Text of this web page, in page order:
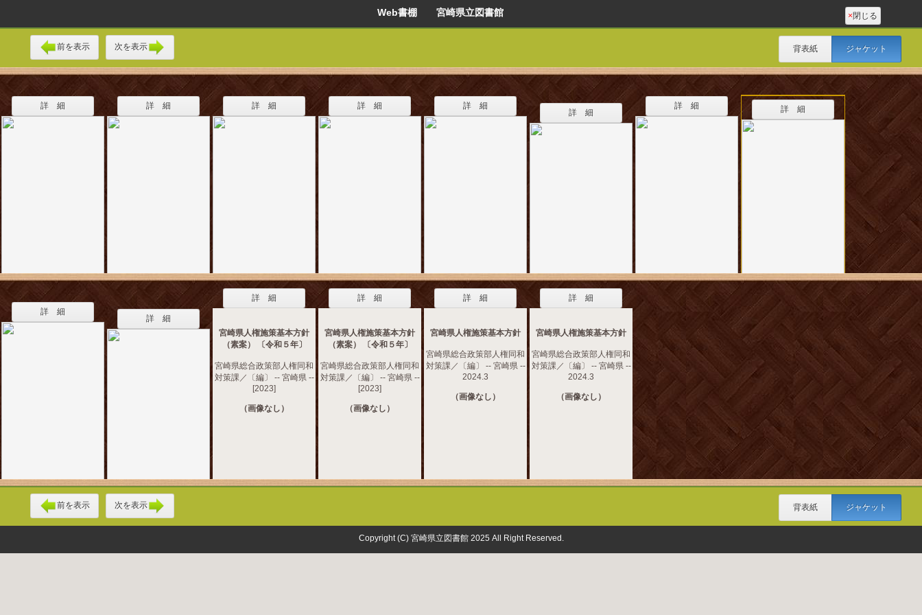
Web書棚 宮崎県立図書館 ×閉じる
前を表示 次を表示 背表紙 ジャケット
詳 細 詳 細 詳 細 詳 細 詳 細
詳 細
詳 細 詳 細
詳 細
詳 細
詳 細
宮崎県人権施策基本方針
（素案） 〔令和５年〕
宮崎県総合政策部人権同和
対策課／〔編〕 -- 宮崎県 --
[2023]
（画像なし）
詳 細
宮崎県人権施策基本方針
（素案） 〔令和５年〕
宮崎県総合政策部人権同和
対策課／〔編〕 -- 宮崎県 --
[2023]
（画像なし）
詳 細
宮崎県人権施策基本方針
宮崎県総合政策部人権同和
対策課／〔編〕 -- 宮崎県 --
2024.3
（画像なし）
詳 細
宮崎県人権施策基本方針
宮崎県総合政策部人権同和
対策課／〔編〕 -- 宮崎県 --
2024.3
（画像なし）
前を表示 次を表示 背表紙 ジャケット
Copyright (C) 宮崎県立図書館 2025 All Right Reserved.